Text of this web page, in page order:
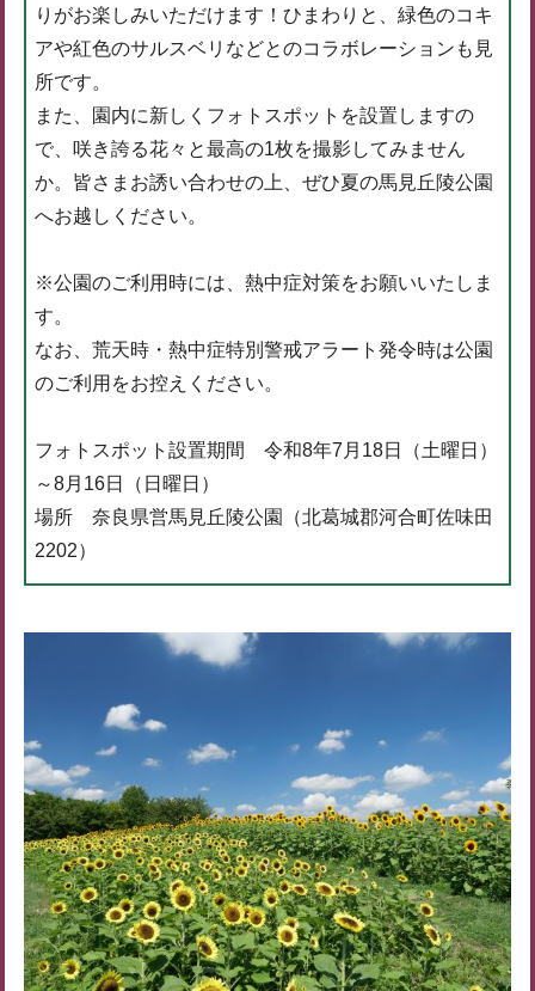
りがお楽しみいただけます！ひまわりと、緑色のコキ
アや紅色のサルスベリなどとのコラボレーションも見
所です。
また、園内に新しくフォトスポットを設置しますの
で、咲き誇る花々と最高の1枚を撮影してみません
か。皆さまお誘い合わせの上、ぜひ夏の馬見丘陵公園
へお越しください。
※公園のご利用時には、熱中症対策をお願いいたしま
す。
なお、荒天時・熱中症特別警戒アラート発令時は公園
のご利用をお控えください。
フォトスポット設置期間 令和8年7月18日（土曜日）
～8月16日（日曜日）
場所 奈良県営馬見丘陵公園（北葛城郡河合町佐味田
2202）